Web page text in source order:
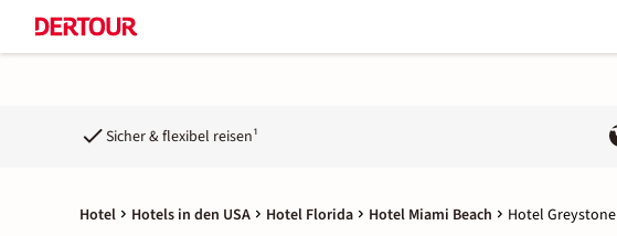
Sicher & flexibel reisen¹
Hotel Hotels in den USA Hotel Florida Hotel Miami Beach Hotel Greystone